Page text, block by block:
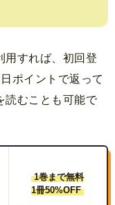
用すれば、初回登
ポイントで返って
読むことも可能で
1巻まで無料
1冊50%OFF